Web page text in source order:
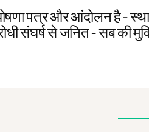
पत्र और आंदोलन है -
संघर्ष से जनित - सब की